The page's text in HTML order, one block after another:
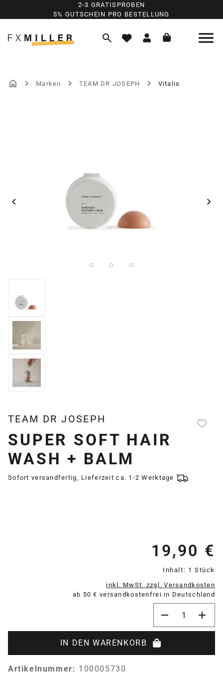
Zum Hauptinhalt springen
2-3 GRATISPROBEN
5% GUTSCHEIN PRO BESTELLUNG
Marken TEAM DR JOSEPH Vitalis
TEAM DR JOSEPH
SUPER SOFT HAIR
WASH + BALM
Sofort versandfertig, Lieferzeit ca. 1-2 Werktage
19,90 €
Inhalt: 1 Stück
inkl. MwSt. zzgl. Versandkosten
ab 50 € versandkostenfrei in Deutschland
IN DEN WARENKORB
Artikelnummer: 100005730